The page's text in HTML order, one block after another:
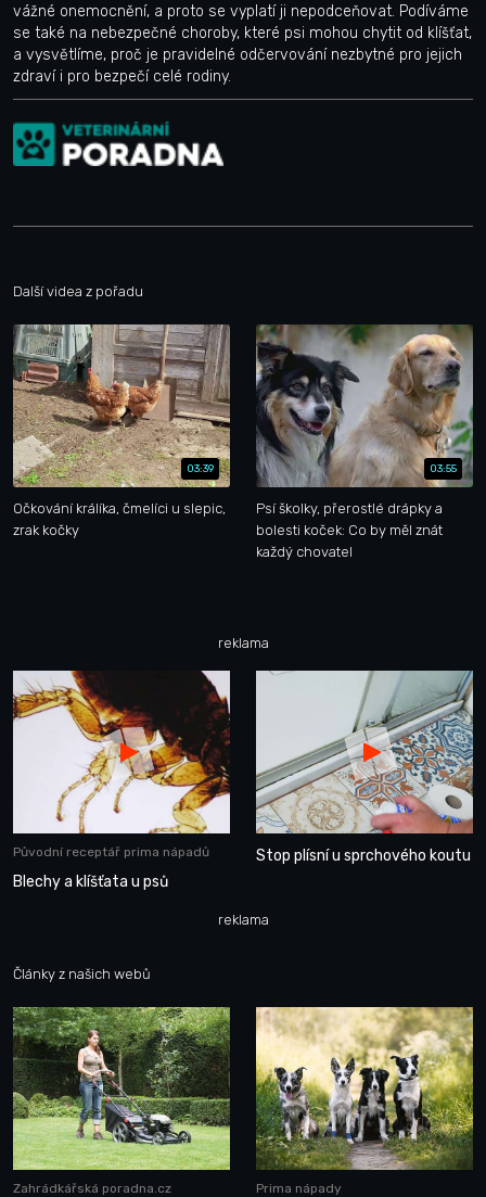
vážné onemocnění, a proto se vyplatí ji nepodceňovat. Podíváme
se také na nebezpečné choroby, které psi mohou chytit od klíšťat,
a vysvětlíme, proč je pravidelné odčervování nezbytné pro jejich
zdraví i pro bezpečí celé rodiny.
Další videa z pořadu
03:39
Očkování králíka, čmelíci u slepic,
zrak kočky
03:55
Psí školky, přerostlé drápky a
bolesti koček: Co by měl znát
každý chovatel
reklama
Původní receptář prima nápadů
Blechy a klíšťata u psů
Stop plísní u sprchového koutu
reklama
Články z našich webů
Zahrádkářská poradna.cz Prima nápady